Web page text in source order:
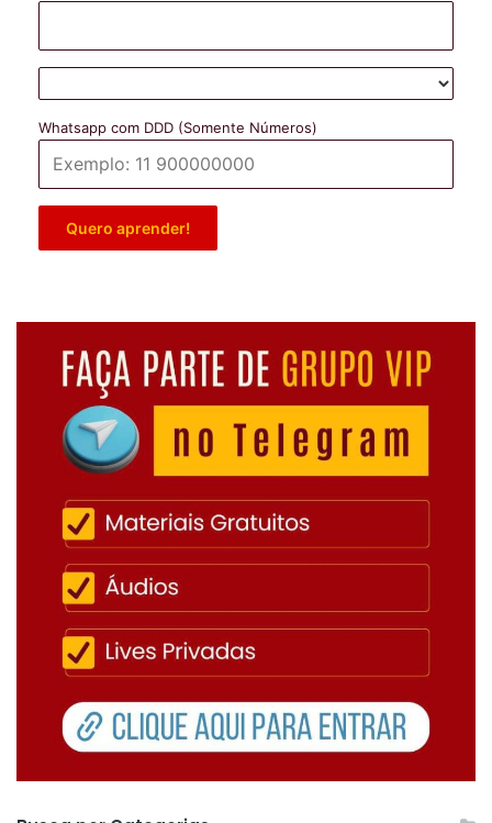
Whatsapp com DDD (Somente Números)
Quero aprender!